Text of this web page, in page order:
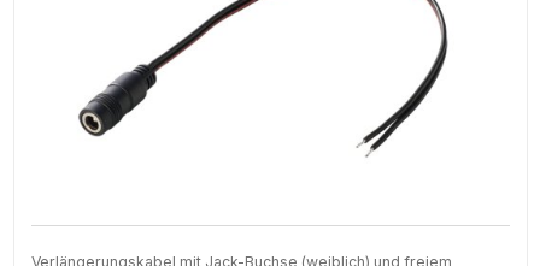
Verlängerungskabel mit Jack-Buchse (weiblich) und freiem